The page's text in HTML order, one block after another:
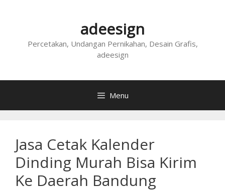
adeesign
Percetakan, Undangan Pernikahan, Desain Grafis,
adeesign
Menu
Jasa Cetak Kalender
Dinding Murah Bisa Kirim
Ke Daerah Bandung